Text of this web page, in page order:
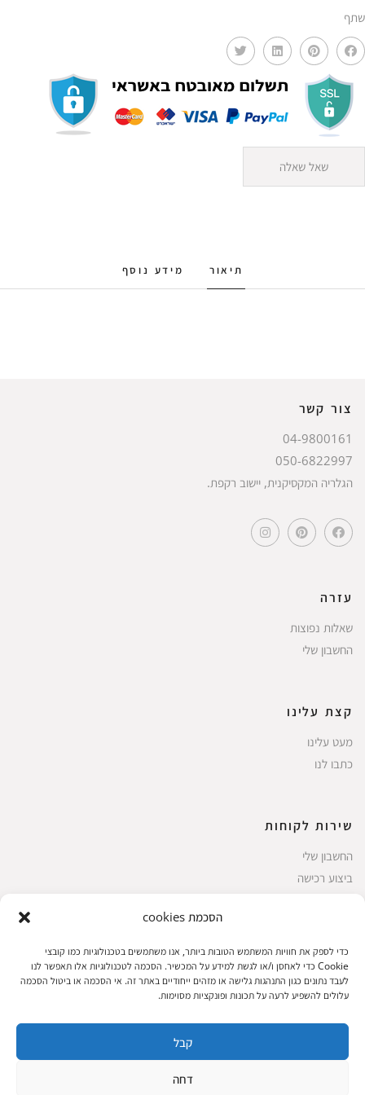
הסכמת cookies
כדי לספק את חוויות המשתמש הטובות ביותר, אנו משתמשים בטכנולוגיות כמו קובצי
Cookie כדי לאחסן ו/או לגשת למידע על המכשיר. הסכמה לטכנולוגיות אלו תאפשר לנו
לעבד נתונים כגון התנהגות גלישה או מזהים ייחודיים באתר זה. אי הסכמה או ביטול הסכמה
עלולים להשפיע לרעה על תכונות ופונקציות מסוימות.
קבל
דחה
שתף
שאל שאלה
תיאור מידע נוסף
צור קשר
04-9800161
050-6822997
הגלריה המקסיקנית, יישוב רקפת.
עזרה
שאלות נפוצות
החשבון שלי
קצת עלינו
מעט עלינו
כתבו לנו
שירות לקוחות
החשבון שלי
ביצוע רכישה
שעות הפעילות: ראשון עד חמישי 8 עד 18| שישי 8 עד 15 | שבת 10 עד 17
© 2023 כל הזכיות שמורות להגלריה
פיתוח: